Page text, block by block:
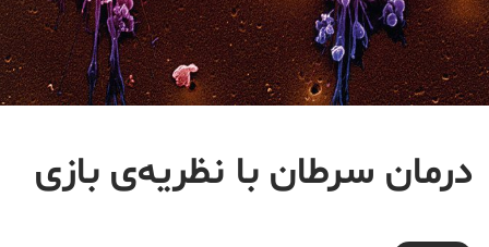
درمان سرطان با نظریه‌ی بازی